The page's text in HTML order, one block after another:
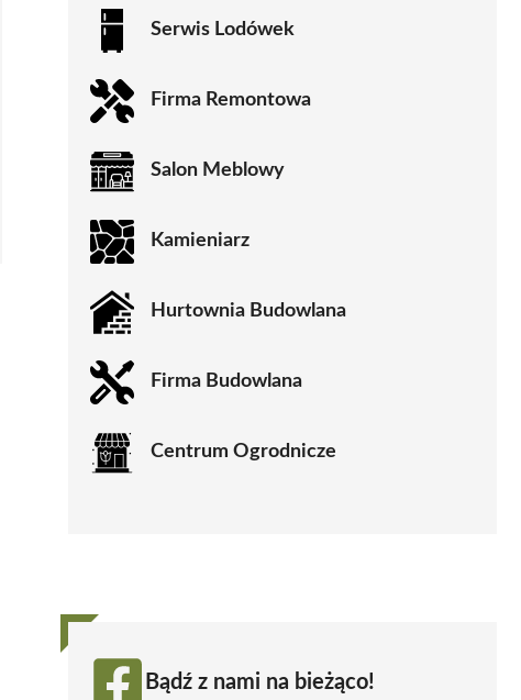
Serwis Lodówek
Firma Remontowa
Salon Meblowy
Kamieniarz
Hurtownia Budowlana
Firma Budowlana
Centrum Ogrodnicze
Bądź z nami na bieżąco!